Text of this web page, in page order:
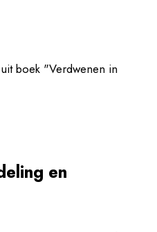
boek "Verdwenen in
en